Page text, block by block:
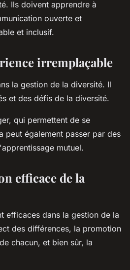
Ils doivent apprendre à
ouverte et
et inclusif.
irremplaçable
la gestion de la diversité. Il
et des défis de la diversité.
qui permettent de se
peut également passer par des
mutuel.
efficace de la
efficaces dans la gestion de la
des différences, la promotion
chacun, et bien sûr, la